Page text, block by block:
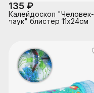
135 ₽
Калейдоскоп "Человек-
паук" блистер 11х24см